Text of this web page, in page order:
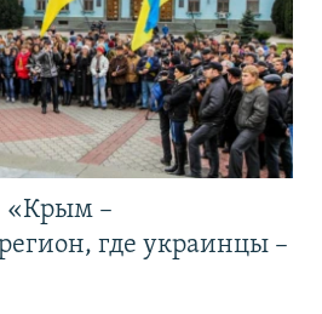
«Крым –
где украинцы –